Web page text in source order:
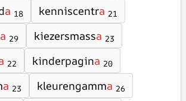
a 18 kenniscentra 21
a 29 kiezersmassa 23
22 kinderpagina 20
a 23 kleurengamma 26